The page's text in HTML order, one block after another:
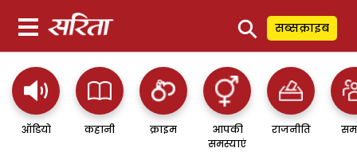
⚲ सब्सक्राइब
ऑडियो कहानी क्राइम
आपकी
समस्याएं
राजनीति